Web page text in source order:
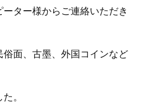
ター様からご連絡いただき
面、古墨、外国コインなど
。